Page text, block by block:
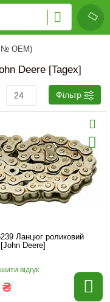
№ OEM)
Deere [Tagex]
Фільтр
Ланцюг роликовий
Deere]
відгук
₴